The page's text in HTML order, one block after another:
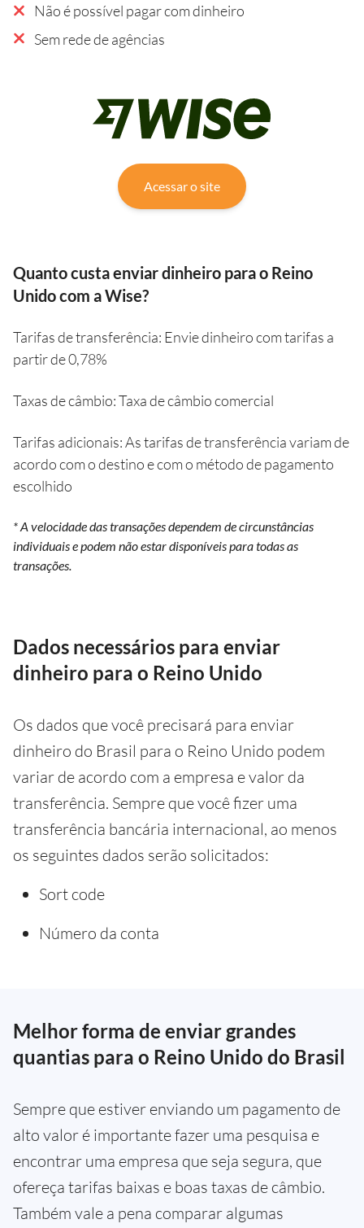
Não é possível pagar com dinheiro
Sem rede de agências
Acessar o site
Quanto custa enviar dinheiro para o Reino
Unido com a Wise?
Tarifas de transferência: Envie dinheiro com tarifas a
partir de 0,78%
Taxas de câmbio:Taxa de câmbio comercial
Tarifas adicionais:As tarifas de transferência variam de
acordo com o destino e com o método de pagamento
escolhido
* A velocidade das transações dependem de circunstâncias
individuais e podem não estar disponíveis para todas as
transações.
Dados necessários para enviar
dinheiro para o Reino Unido
Os dados que você precisará para enviar
dinheiro do Brasil para o Reino Unido podem
variar de acordo com a empresa e valor da
transferência. Sempre que você fizer uma
transferência bancária internacional, ao menos
os seguintes dados serão solicitados:
Sort code
Número da conta
Melhor forma de enviar grandes
quantias para o Reino Unido do Brasil
Sempre que estiver enviando um pagamento de
alto valor é importante fazer uma pesquisa e
encontrar uma empresa que seja segura, que
ofereça tarifas baixas e boas taxas de câmbio.
Também vale a pena comparar algumas